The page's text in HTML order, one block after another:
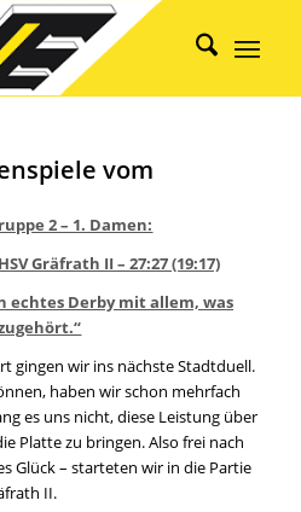
vom
2 – 1. Damen:
Gräfrath II – 27:27 (19:17)
echtes Derby mit allem, was
gingen wir ins nächste Stadtduell.
haben wir schon mehrfach
es uns nicht, diese Leistung über
Platte zu bringen. Also frei nach
Glück – starteten wir in die Partie
II.